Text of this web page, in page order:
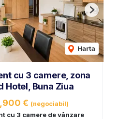
Harta
Next
cu 3 camere, zona
Hotel, Buna Ziua
€ (negociabil)
cu 3 camere de vânzare